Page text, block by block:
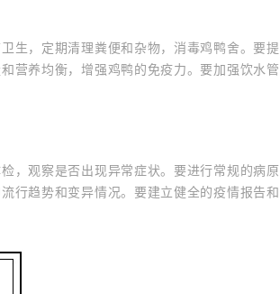
生，定期清理粪便和杂物，消毒鸡鸭舍。要提
营养均衡，增强鸡鸭的免疫力。要加强饮水管
，观察是否出现异常症状。要进行常规的病原
行趋势和变异情况。要建立健全的疫情报告和